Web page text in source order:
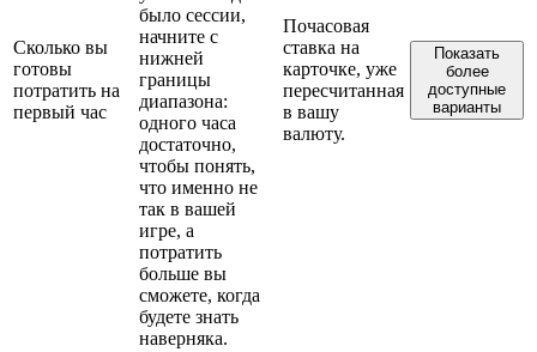
Сколько вы
готовы
потратить на
первый час
было сессии,
начните с
нижней
границы
диапазона:
одного часа
достаточно,
чтобы понять,
что именно не
так в вашей
игре, а
потратить
больше вы
сможете, когда
будете знать
наверняка.
Почасовая
ставка на
карточке, уже
пересчитанная
в вашу
валюту.
Показать
более
доступные
варианты